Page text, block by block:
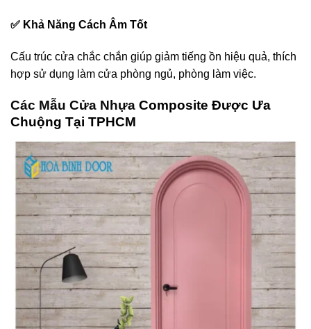
✅ Khả Năng Cách Âm Tốt
Cấu trúc cửa chắc chắn giúp giảm tiếng ồn hiệu quả, thích
hợp sử dụng làm cửa phòng ngủ, phòng làm việc.
Các Mẫu Cửa Nhựa Composite Được Ưa
Chuộng Tại TPHCM